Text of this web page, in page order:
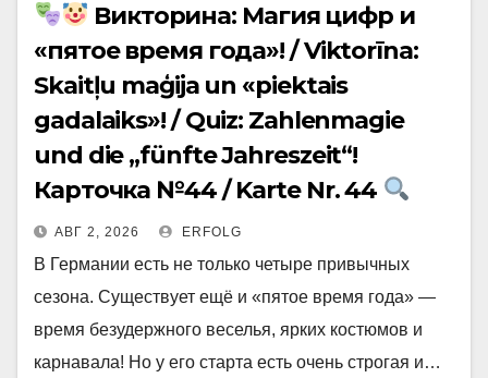
Викторина: Магия цифр и
«пятое время года»! / Viktorīna:
Skaitļu maģija un «piektais
gadalaiks»! / Quiz: Zahlenmagie
und die „fünfte Jahreszeit“!
Карточка №44 / Karte Nr. 44
АВГ 2, 2026 ERFOLG
В Германии есть не только четыре привычных
сезона. Существует ещё и «пятое время года» —
время безудержного веселья, ярких костюмов и
карнавала! Но у его старта есть очень строгая и…